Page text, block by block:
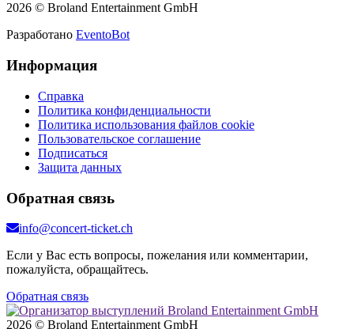
2026 © Broland Entertainment GmbH
Разработано EventoBot
Информация
Справка
Политика конфиденциальности
Политика использования файлов cookie
Пользовательское соглашение
Подписаться
Защита данных
Обратная связь
info@concert-ticket.ch
Если у Вас есть вопросы, пожелания или комментарии,
пожалуйста, обращайтесь.
Обратная связь
2026 © Broland Entertainment GmbH